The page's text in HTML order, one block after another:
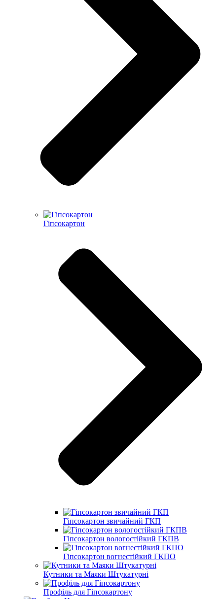
Гіпсокартон
Гіпсокартон звичайний ГКП
Гіпсокартон вологостійкий ГКПВ
Гіпсокартон вогнестійкий ГКПО
Кутники та Маяки Штукатурні
Профіль для Гіпсокартону